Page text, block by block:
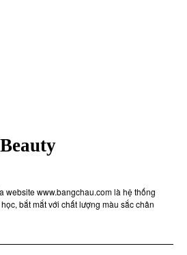
website www.bangchau.com là hệ thống
bắt mắt với chất lượng màu sắc chân